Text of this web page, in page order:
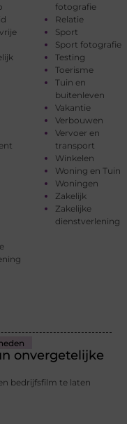
fotografie
Relatie
Sport
Sport fotografie
Testing
Toerisme
Tuin en
buitenleven
Vakantie
Verbouwen
Vervoer en
transport
Winkelen
Woning en Tuin
Woningen
Zakelijk
Zakelijke
dienstverlening
onvergetelijke
bedrijfsfilm te laten